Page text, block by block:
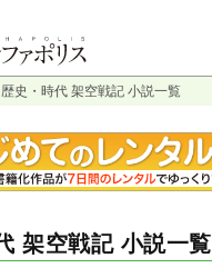
歴史・時代 架空戦記 小説一覧
架空戦記 小説一覧